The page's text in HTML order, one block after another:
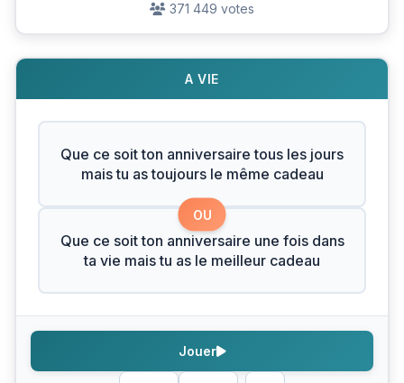
371 449 votes
A VIE
Que ce soit ton anniversaire tous les jours
mais tu as toujours le même cadeau
OU
Que ce soit ton anniversaire une fois dans
ta vie mais tu as le meilleur cadeau
Jouer